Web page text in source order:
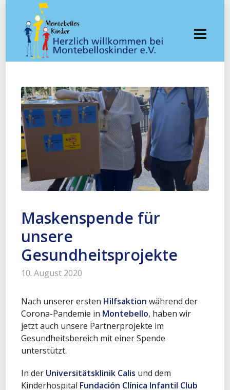
Maskenspende für
unsere
Gesundheitsprojekte
10. August 2020
Nach unserer ersten Hilfsaktion während der
Corona-Pandemie in Montebello, haben wir
jetzt auch unsere Partnerprojekte im
Gesundheitsbereich mit einer Spende
unterstützt.
In der Universitätsklinik Calis und dem
Kinderhospital Fundación Clínica Infantil Club